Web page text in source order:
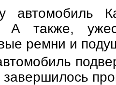
автомобиль
А также,
ремни и
завершилось